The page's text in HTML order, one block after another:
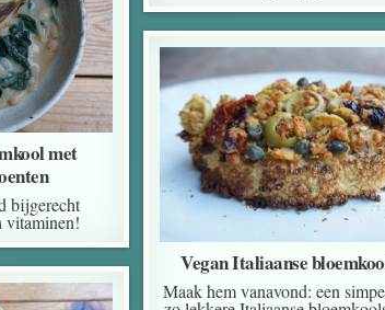
met
bijgerecht
vitaminen!
Vegan Italiaanse
Maak hem vanavond: een